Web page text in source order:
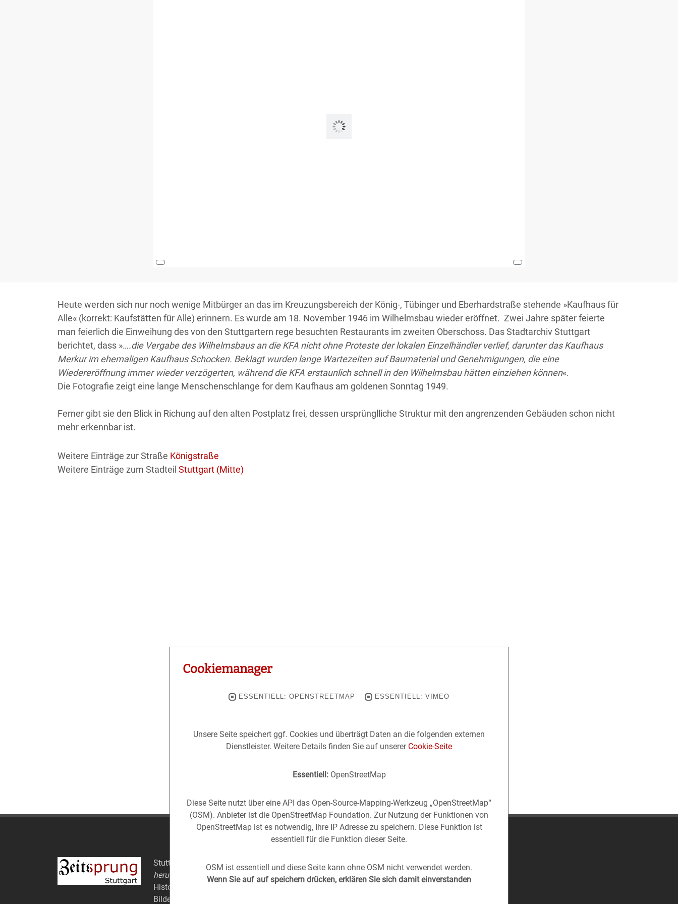
Heute werden sich nur noch wenige Mitbürger an das im Kreuzungsbereich der König-, Tübinger und Eberhardstraße stehende »Kaufhaus für
Alle« (korrekt: Kaufstätten für Alle) erinnern. Es wurde am 18. November 1946 im Wilhelmsbau wieder eröffnet. Zwei Jahre später feierte
man feierlich die Einweihung des von den Stuttgartern rege besuchten Restaurants im zweiten Oberschoss. Das Stadtarchiv Stuttgart
berichtet, dass »….die Vergabe des Wilhelmsbaus an die KFA nicht ohne Proteste der lokalen Einzelhändler verlief, darunter das Kaufhaus
Merkur im ehemaligen Kaufhaus Schocken. Beklagt wurden lange Wartezeiten auf Baumaterial und Genehmigungen, die eine
Wiedereröffnung immer wieder verzögerten, während die KFA erstaunlich schnell in den Wilhelmsbau hätten einziehen können«.
Die Fotografie zeigt eine lange Menschenschlange for dem Kaufhaus am goldenen Sonntag 1949.
Ferner gibt sie den Blick in Richung auf den alten Postplatz frei, dessen ursprünglliche Struktur mit den angrenzenden Gebäuden schon nicht
mehr erkennbar ist.
Weitere Einträge zur Straße Königstraße
Weitere Einträge zum Stadteil Stuttgart (Mitte)
Stuttgart aus derVergangenheitin die Gegenwart geholt -
(oder anders
herum).
Historische Fotos aus Stuttgart im direkten Vergleich mit zeitgenössischen
Bildern.
Cookiemanager
ESSENTIELL: OPENSTREETMAP ESSENTIELL: VIMEO
Unsere Seite speichert ggf. Cookies und überträgt Daten an die folgenden externen
Dienstleister. Weitere Details finden Sie auf unserer Cookie-Seite
Essentiell:OpenStreetMap
Diese Seite nutzt über eine API das Open-Source-Mapping-Werkzeug „OpenStreetMap“
(OSM). Anbieter ist die OpenStreetMap Foundation. Zur Nutzung der Funktionen von
OpenStreetMap ist es notwendig, Ihre IP Adresse zu speichern. Diese Funktion ist
essentiell für die Funktion dieser Seite.
OSM ist essentiell und diese Seite kann ohne OSM nicht verwendet werden.
Wenn Sie auf auf speichern drücken, erklären Sie sich damit einverstanden